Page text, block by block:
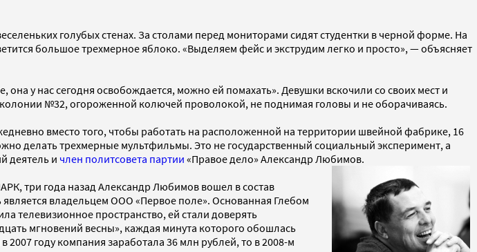
голубых стенах. За столами перед мониторами сидят студентки в черной форме. На
большое трехмерное яблоко. «Выделяем фейс и экструдим легко и просто», — объясняет
у нас сегодня освобождается, можно ей помахать». Девушки вскочили со своих мест и
№32, огороженной колючей проволокой, не поднимая головы и не оборачиваясь.
вместо того, чтобы работать на расположенной на территории швейной фабрике, 16
делать трехмерные мультфильмы. Это не государственный социальный эксперимент, а
деятель и член политсовета партии «Правое дело» Александр Любимов.
три года назад Александр Любимов вошел в состав
владельцем ООО «Первое поле». Основанная Глебом
телевизионное пространство, ей стали доверять
мгновений весны», каждая минута которого обошлась
2007 году компания заработала 36 млн рублей, то в 2008-м